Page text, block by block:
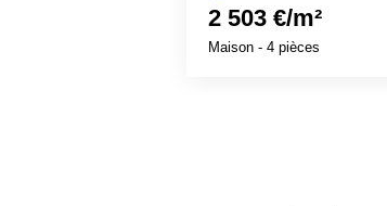
2 503 €/m²
Maison - 4 pièces